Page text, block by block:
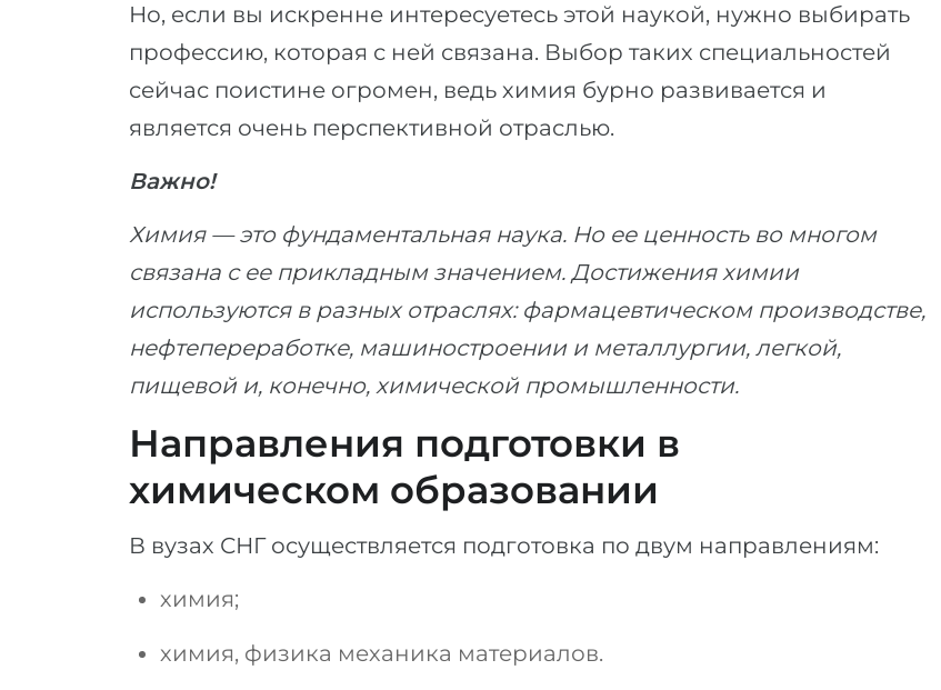
Но, если вы искренне интересуетесь этой наукой, нужно выбирать
профессию, которая с ней связана. Выбор таких специальностей
сейчас поистине огромен, ведь химия бурно развивается и
является очень перспективной отраслью.
Важно!
Химия — это фундаментальная наука. Но ее ценность во многом
связана с ее прикладным значением. Достижения химии
используются в разных отраслях: фармацевтическом производстве,
нефтепереработке, машиностроении и металлургии, легкой,
пищевой и, конечно, химической промышленности.
Направления подготовки в
химическом образовании
В вузах СНГ осуществляется подготовка по двум направлениям:
химия;
химия, физика механика материалов.